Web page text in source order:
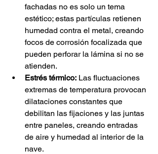
fachadas no es solo un tema
estético; estas partículas retienen
humedad contra el metal, creando
focos de corrosión focalizada que
pueden perforar la lámina si no se
atienden.
Estrés térmico: Las fluctuaciones
extremas de temperatura provocan
dilataciones constantes que
debilitan las fijaciones y las juntas
entre paneles, creando entradas
de aire y humedad al interior de la
nave.